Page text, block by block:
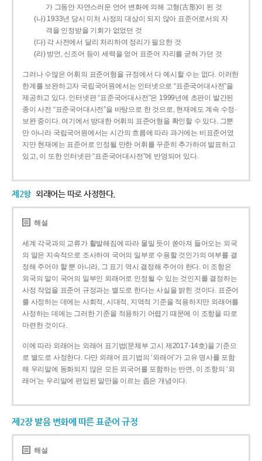
가 그동안 자연스러운 언어 변화에 의해 고형(古形)이 된 것
(나) 1933년 당시 미처 사정의 대상이 되지 않아 표준어로서의 자
격을 인정받을 기회가 없었던 것
(다) 각 사전에서 달리 처리하여 정리가 필요한 것
(라) 방언, 신조어 등이 세력을 얻어 표준어 자리를 굳혀 가던 것
그러나 수많은 어휘의 표준어형을 규정에서 다 예시할 수는 없다. 이러한
한계를 보완하고자 국립국어원에서는 인터넷으로 “표준국어대사전”을
제공하고 있다. 인터넷판 “표준국어대사전”은 1999년에 초판이 발간된
종이 사전 “표준국어대사전”을 바탕으로 한 것으로, 현재에도 계속 수정·
보완 중이다. 여기에서 방대한 어휘의 표준어형을 확인할 수 있다. 그뿐
만 아니라 국립국어원에서는 시간의 흐름에 따라 과거에는 비표준어였
지만 현재에는 표준어로 인정될 만한 어휘를 꾸준히 추가하여 발표하고
있고, 이 또한 인터넷판 “표준국어대사전”에 반영되어 있다.
제2항 외래어는 따로 사정한다.
해설
세계 각국과의 교류가 활발해짐에 따라 물밀 듯이 쏟아져 들어오는 외국
의 말은 지속적으로 조사하여 국어의 일부로 수용할 것인가의 여부를 결
정해 주어야 할 뿐 아니라, 그 표기 역시 결정해 주어야 한다. 이 조항은
외국의 말이 국어의 일부인 외래어로 인정될 수 있는 것인지를 결정하는
사정 작업을 표준어 규정과는 별도로 한다는 사실을 밝힌 것이다. 표준어
를 사정하는 데에는 사회적, 시대적, 지역적 기준을 적용하지만 외래어를
사정하는 데에는 그러한 기준을 적용하기 어렵기 때문에 이 조항을 따로
마련한 것이다.
이에 따라 외래어는 외래어 표기법(문체부 고시 제2017-14호)을 기준으
로 별도로 사정한다. 다만 외래어 표기법의 ‘외래어’가 고유 명사를 포함
해 우리말에 동화되지 않은 모든 외국어를 포함하는 반면, 이 조항의 ‘외
래어’는 우리말에 편입된 말만을 이르는 좁은 개념이다.
제2장 발음 변화에 따른 표준어 규정
해설